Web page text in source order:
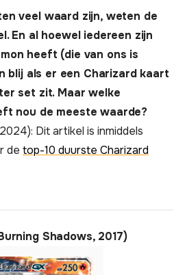
veel waard zijn, weten de
En al hoewel iedereen zijn
heeft (die van ons is
blij als er een Charizard kaart
set zit. Maar welke
nou de meeste waarde?
Dit artikel is inmiddels
de top-10 duurste Charizard
Shadows, 2017)